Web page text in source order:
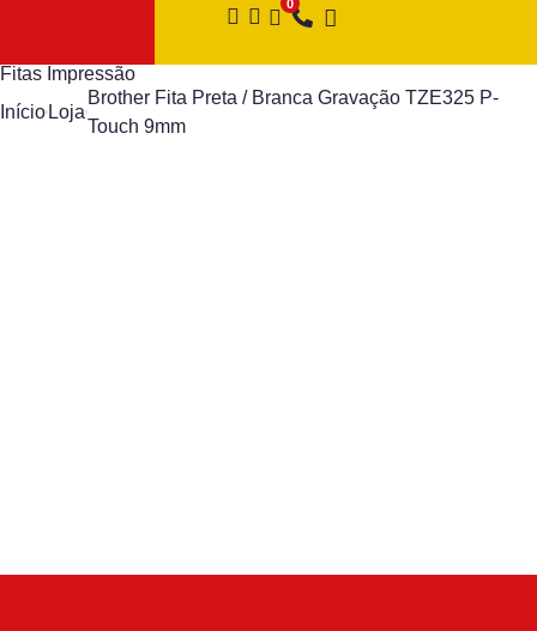
Fitas Impressão
Início Loja
Brother Fita Preta / Branca Gravação TZE325 P-
Touch 9mm